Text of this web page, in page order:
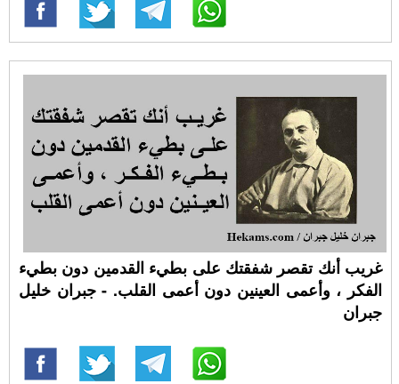
غريب أنك تقصر شفقتك على بطيء القدمين دون بطيء
الفكر ، وأعمى العينين دون أعمى القلب. - جبران خليل
جبران